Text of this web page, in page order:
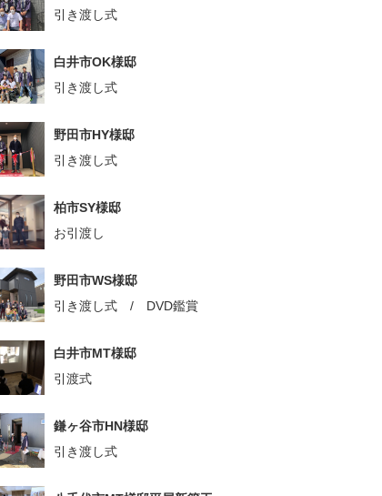
引き渡し式
白井市OK様邸
引き渡し式
野田市HY様邸
引き渡し式
柏市SY様邸
お引渡し
野田市WS様邸
引き渡し式 / DVD鑑賞
白井市MT様邸
引渡式
鎌ヶ谷市HN様邸
引き渡し式